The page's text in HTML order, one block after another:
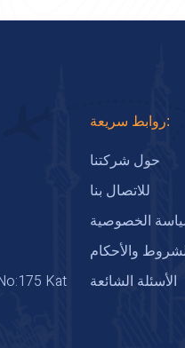
Kat
روابط سريعة:
حول شركتنا
للاتصال بنا
الخصوصية
والأحكام
الأسئلة الشائعة